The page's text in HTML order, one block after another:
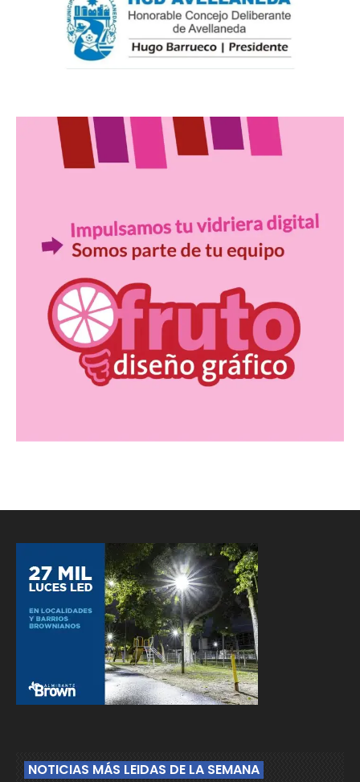
NOTICIAS MÁS LEIDAS DE LA SEMANA